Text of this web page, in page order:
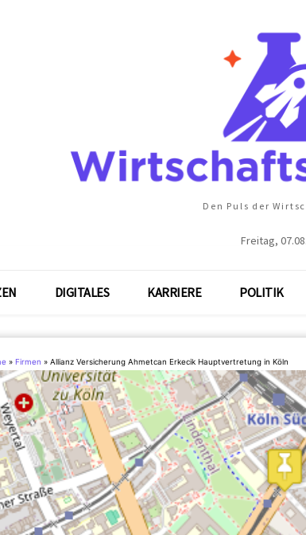
Den Puls der
Freitag,
DIGITALES KARRIERE POLITIK
» Firmen » Allianz Versicherung Ahmetcan Erkecik Hauptvertretung in Köln